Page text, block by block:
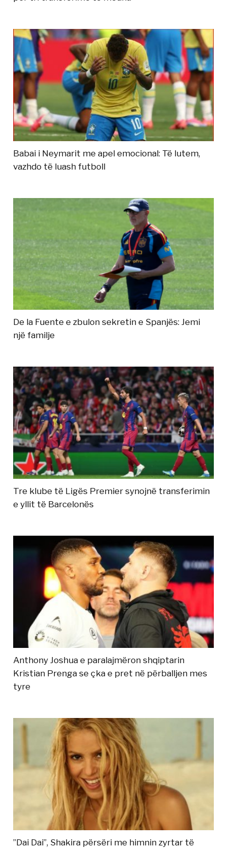
Babai i Neymarit me apel emocional: Të lutem,
vazhdo të luash futboll
De la Fuente e zbulon sekretin e Spanjës: Jemi
një familje
Tre klube të Ligës Premier synojnë transferimin
e yllit të Barcelonës
Anthony Joshua e paralajmëron shqiptarin
Kristian Prenga se çka e pret në përballjen mes
tyre
”Dai Dai”, Shakira përsëri me himnin zyrtar të